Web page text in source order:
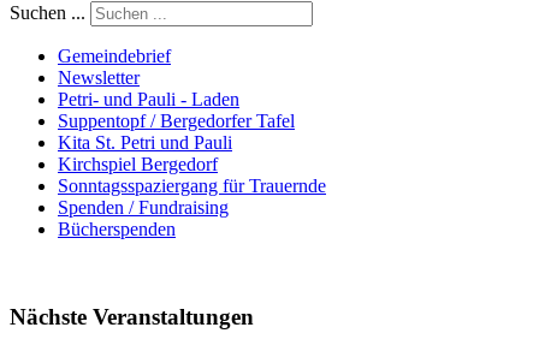
Suchen ...
Gemeindebrief
Newsletter
Petri- und Pauli - Laden
Suppentopf / Bergedorfer Tafel
Kita St. Petri und Pauli
Kirchspiel Bergedorf
Sonntagsspaziergang für Trauernde
Spenden / Fundraising
Bücherspenden
Nächste Veranstaltungen